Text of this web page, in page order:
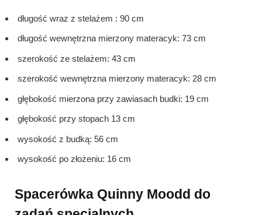
długość wraz z stelażem : 90 cm
długość wewnętrzna mierzony materacyk: 73 cm
szerokość ze stelażem: 43 cm
szerokość wewnętrzna mierzony materacyk: 28 cm
głębokość mierzona przy zawiasach budki: 19 cm
głębokość przy stopach 13 cm
wysokość z budką: 56 cm
wysokość po złożeniu: 16 cm
Spacerówka Quinny Moodd do